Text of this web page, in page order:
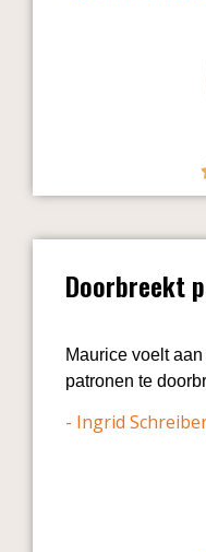
Doorbreekt
Maurice voelt
patronen te
- Ingrid